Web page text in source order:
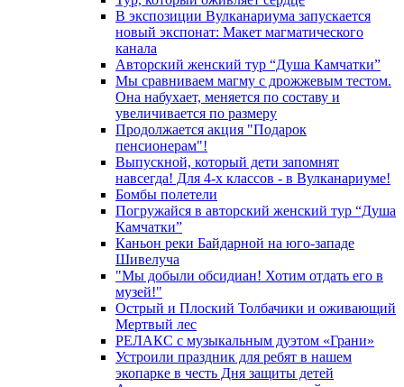
В экспозиции Вулканариума запускается
новый экспонат: Макет магматического
канала
Авторский женский тур “Душа Камчатки”
Мы сравниваем магму с дрожжевым тестом.
Она набухает, меняется по составу и
увеличивается по размеру
Продолжается акция "Подарок
пенсионерам"!
Выпускной, который дети запомнят
навсегда! Для 4-х классов - в Вулканариуме!
Бомбы полетели
Погружайся в авторский женский тур “Душа
Камчатки”
Каньон реки Байдарной на юго-западе
Шивелуча
"Мы добыли обсидиан! Хотим отдать его в
музей!"
Острый и Плоский Толбачики и оживающий
Мертвый лес
РЕЛАКС с музыкальным дуэтом «Грани»
Устроили праздник для ребят в нашем
экопарке в честь Дня защиты детей